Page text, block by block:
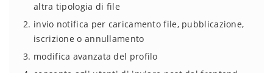
altra tipologia di file
invio notifica per caricamento file, pubblicazione,
iscrizione o annullamento
modifica avanzata del profilo